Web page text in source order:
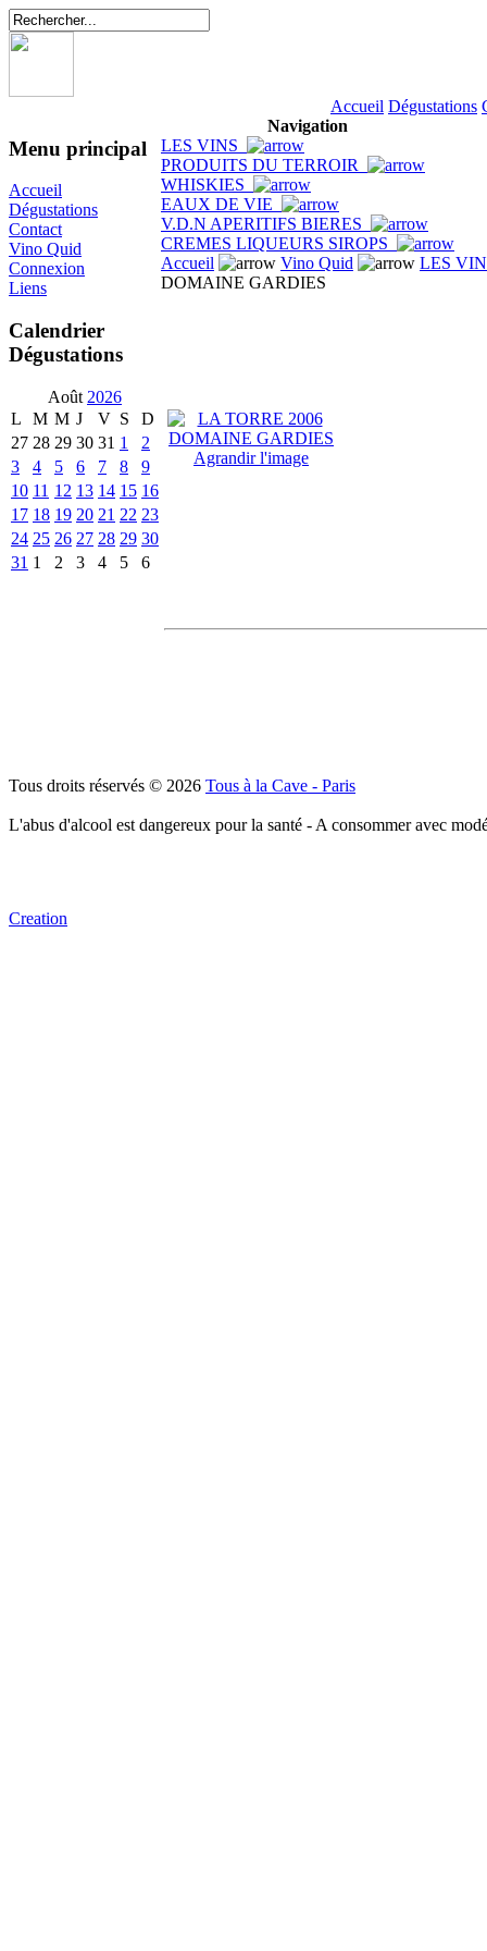
Accueil Dégustations
Menu principal
Accueil
Dégustations
Contact
Vino Quid
Connexion
Liens
Calendrier
Dégustations
Août 2026
L
M M J V S
D
27 28 29 30 31 1
2
3
4 5 6 7 8
9
10 11 12 13 14 15 16
17 18 19 20 21 22 23
24 25 26 27 28 29 30
31 1 2 3 4 5 6
Navigation
LES VINS
PRODUITS DU TERROIR
WHISKIES
EAUX DE VIE
V.D.N APERITIFS BIERES
CREMES LIQUEURS SIROPS
Accueil
Vino Quid
LES
DOMAINE GARDIES
Agrandir l'image
Tous droits réservés © 2026 Tous à la Cave - Paris
L'abus d'alcool est dangereux pour la santé - A consommer avec
Creation